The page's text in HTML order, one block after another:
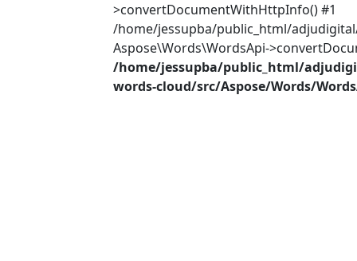
>convertDocumentWithHttpInfo() #1
/home/jessupba/public_html/
Aspose\Words\WordsApi-
/home/jessupba/public_html/
words-cloud/src/Aspose/Words/